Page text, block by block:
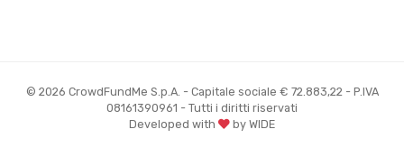
© 2026 CrowdFundMe S.p.A. - Capitale sociale € 72.883,22 - P.IVA
08161390961 - Tutti i diritti riservati
Developed with
by WIDE